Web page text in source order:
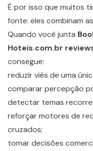
É por isso que muitos
fonte: eles combinam
Quando você junta
Hoteis.com.br
consegue:
reduzir viés de uma
comparar percepção
detectar temas
reforçar motores de
cruzados;
tomar decisões